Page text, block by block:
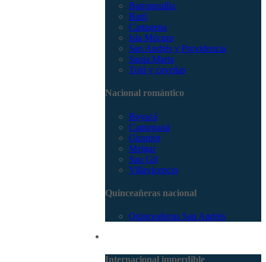
Barranquilla
Barú
Cartagena
Isla Múcura
San Andrés y Providencia
Santa Marta
Tolú y coveñas
Nacional romántico
Boyacá
Capurganá
Girardot
Melgar
San Gil
Villavicencio
Quinceañeras nacional
Quinceañeras San Andrés
Internacional imperdible